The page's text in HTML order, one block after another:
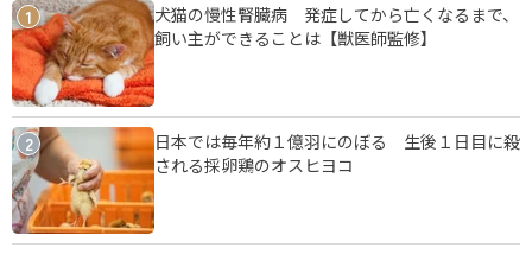
1
犬猫の慢性腎臓病 発症してから亡くなるまで、
飼い主ができることは【獣医師監修】
2
日本では毎年約１億羽にのぼる 生後１日目に殺
される採卵鶏のオスヒヨコ